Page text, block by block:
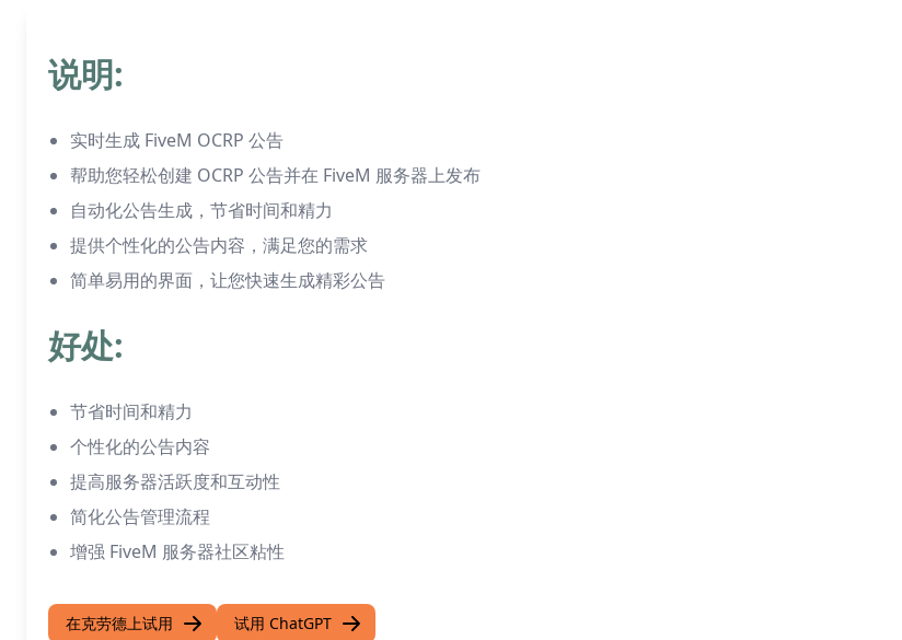
说明:
实时生成 FiveM OCRP 公告
帮助您轻松创建 OCRP 公告并在 FiveM 服务器上发布
自动化公告生成，节省时间和精力
提供个性化的公告内容，满足您的需求
简单易用的界面，让您快速生成精彩公告
好处:
节省时间和精力
个性化的公告内容
提高服务器活跃度和互动性
简化公告管理流程
增强 FiveM 服务器社区粘性
在克劳德上试用 试用 ChatGPT